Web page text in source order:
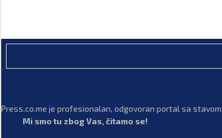
Press.co.me je profesionalan, odgovoran portal sa
Mi smo tu zbog Vas, čitamo se!